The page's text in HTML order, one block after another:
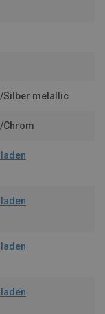
Silber metallic
Chrom